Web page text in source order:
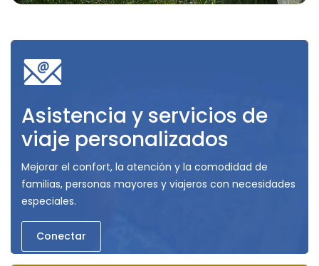
Asistencia y servicios de
viaje personalizados
Mejorar el confort, la atención y la comodidad de
familias, personas mayores y viajeros con necesidades
especiales.
Conectar